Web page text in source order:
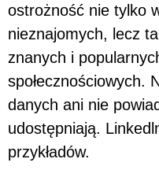
ostrożność nie tylko
nieznajomych, lecz
znanych i
społecznościowych.
danych ani nie
udostępniają.
przykładów.